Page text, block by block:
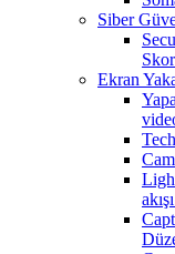
Siber
Ekran